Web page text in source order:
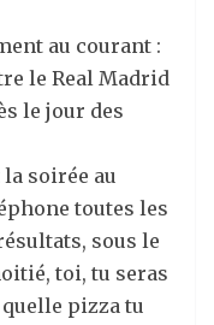
au courant :
le Real Madrid
le jour des
soirée au
toutes les
sous le
toi, tu seras
pizza tu